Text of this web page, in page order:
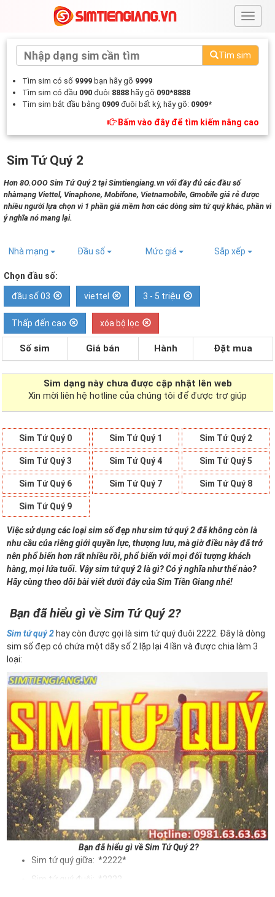
#
Tìm sim
Tìm sim có số 9999 bạn hãy gõ 9999
Tìm sim có đầu 090 đuôi 8888 hãy gõ 090*8888
Tìm sim bắt đầu bằng 0909 đuôi bất kỳ, hãy gõ: 0909*
Bấm vào đây để tìm kiếm nâng cao
Sim Tứ Quý 2
Hơn 8O.OOO Sim Tứ Quý 2 tại Simtiengiang.vn với đầy đủ các đầu số
nhàmạng Viettel, Vinaphone, Mobifone, Vietnamobile, Gmobile giá rẻ được
nhiều người lựa chọn vì 1 phần giá mềm hơn các dòng sim tứ quý khác, phần vì
ý nghĩa nó mang lại.
Nhà mạng Đầu số Mức giá Sắp xếp
Chọn đầu số:
đầu số 03 viettel 3 - 5 triệu
Thấp đến cao xóa bộ lọc
Số sim Giá bán Hành Đặt mua
Sim dạng này chưa được cập nhật lên web
Xin mời liên hệ hotline của chúng tôi để được trợ giúp
Sim Tứ Quý 0 Sim Tứ Quý 1 Sim Tứ Quý 2
Sim Tứ Quý 3 Sim Tứ Quý 4 Sim Tứ Quý 5
Sim Tứ Quý 6 Sim Tứ Quý 7 Sim Tứ Quý 8
Sim Tứ Quý 9
Việc sử dụng các loại sim số đẹp như sim tứ quý 2 đã không còn là
nhu cầu của riêng giới quyền lực, thượng lưu, mà giờ điều này đã trở
nên phổ biến hơn rất nhiều rồi, phổ biến với mọi đối tượng khách
hàng, mọi lứa tuổi. Vậy sim tứ quý 2 là gì? Có ý nghĩa như thế nào?
Hãy cùng theo dõi bài viết dưới đây của Sim Tiền Giang nhé!
Bạn đã hiểu gì về Sim Tứ Quý 2?
Sim tứ quý 2 hay còn được gọi là sim tứ quý đuôi 2222. Đây là dòng
sim số đẹp có chứa một dãy số 2 lặp lại 4 lần và được chia làm 3
loại:
Bạn đã hiểu gì về Sim Tứ Quý 2?
Sim tứ quý giữa: *2222*
Sim tứ quý đuôi: *2222